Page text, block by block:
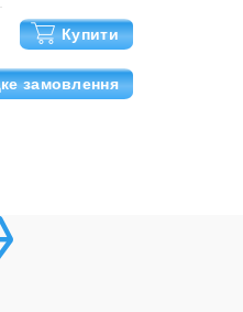
Купити
замовлення